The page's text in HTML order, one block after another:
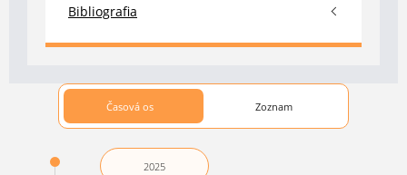
Bibliografia
Časová os Zoznam
2025